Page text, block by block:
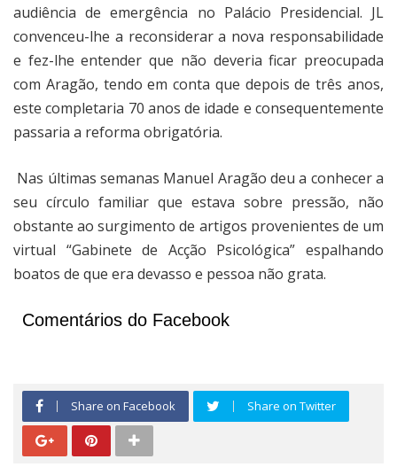
audiência de emergência no Palácio Presidencial. JL
convenceu-lhe a reconsiderar a nova responsabilidade
e fez-lhe entender que não deveria ficar preocupada
com Aragão, tendo em conta que depois de três anos,
este completaria 70 anos de idade e consequentemente
passaria a reforma obrigatória.
Nas últimas semanas Manuel Aragão deu a conhecer a
seu círculo familiar que estava sobre pressão, não
obstante ao surgimento de artigos provenientes de um
virtual “Gabinete de Acção Psicológica” espalhando
boatos de que era devasso e pessoa não grata.
Comentários do Facebook
Share on Facebook Share on Twitter